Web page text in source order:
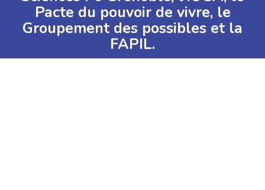
Pacte du pouvoir de vivre, le
Groupement des possibles et la
FAPIL.